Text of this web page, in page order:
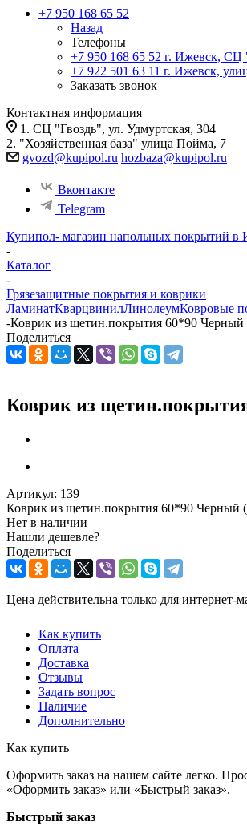
+7 950 168 65 52
Назад
Телефоны
+7 950 168 65 52 г. Ижевск, СЦ
+7 922 501 63 11 г. Ижевск,
Заказать звонок
Контактная информация
1. СЦ "Гвоздь", ул. Удмуртская, 304
2. "Хозяйственная база" улица Пойма, 7
gvozd@kupipol.ru hozbaza@kupipol.ru
Вконтакте
Telegram
Купипол- магазин напольных покрытий в
-
Каталог
-
Грязезащитные покрытия и коврики
ЛаминатКварцвинилЛинолеумКовровые
-Коврик из щетин.покрытия 60*90 Черный
Поделиться
Коврик из
Артикул: 139
Коврик из щетин.покрытия 60*90 Черный
Нет в наличии
Нашли дешевле?
Поделиться
Цена действительна только для интернет-
Как купить
Оплата
Доставка
Отзывы
Задать вопрос
Наличие
Дополнительно
Как купить
Оформить заказ на нашем сайте легко.
«Оформить заказ» или «Быстрый заказ».
Быстрый заказ